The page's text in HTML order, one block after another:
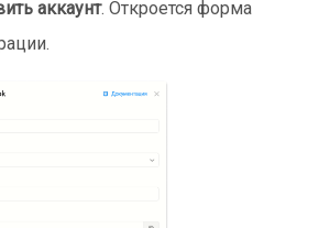
аккаунт. Откроется форма